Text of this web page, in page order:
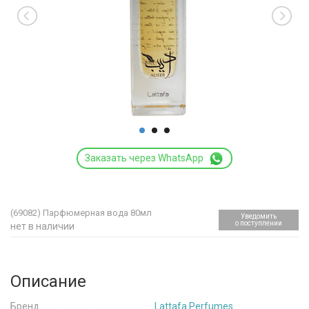
Заказать через WhatsApp
(69082) Парфюмерная вода 80мл
нет в наличии
Уведомить
о поступлении
Описание
Бренд Lattafa Perfumes